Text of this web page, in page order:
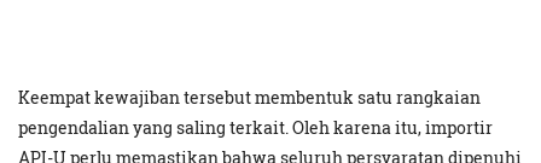
Keempat kewajiban tersebut membentuk satu rangkaian
pengendalian yang saling terkait. Oleh karena itu, importir
API-U perlu memastikan bahwa seluruh persyaratan dipenuhi